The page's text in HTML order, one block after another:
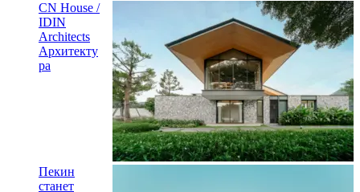
CN House /
IDIN
Architects
Архитекту
ра
Пекин
станет